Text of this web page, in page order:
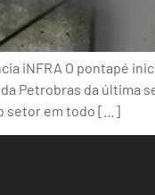
iNFRA O pontapé
Petrobras da última
setor em todo […]